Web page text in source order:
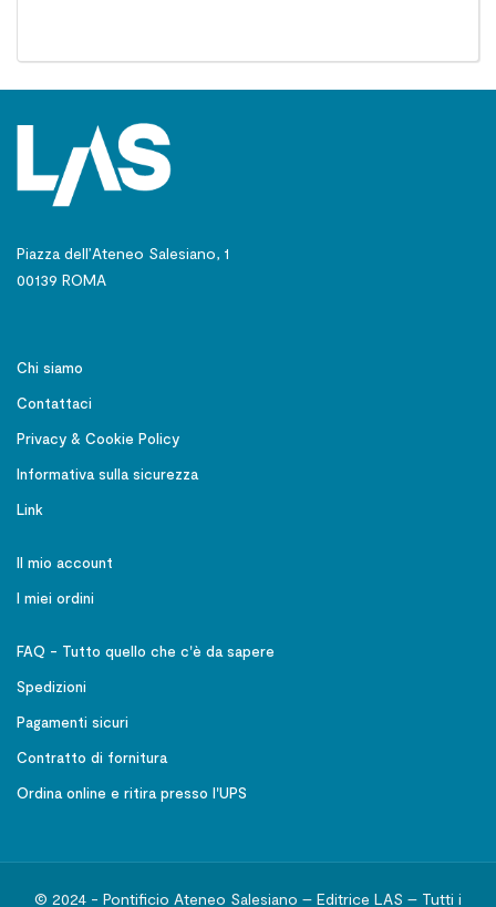
Piazza dell’Ateneo Salesiano, 1
00139 ROMA
Chi siamo
Contattaci
Privacy & Cookie Policy
Informativa sulla sicurezza
Link
Il mio account
I miei ordini
FAQ - Tutto quello che c'è da sapere
Spedizioni
Pagamenti sicuri
Contratto di fornitura
Ordina online e ritira presso l'UPS
© 2024 - Pontificio Ateneo Salesiano – Editrice LAS – Tutti i